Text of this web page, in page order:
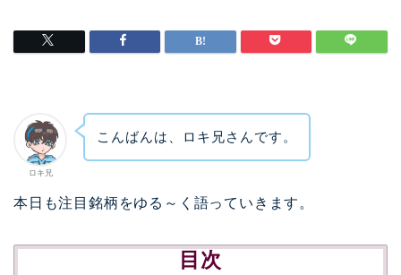
ロキ兄
こんばんは、ロキ兄さんです。
本日も注目銘柄をゆる～く語っていきます。
目次